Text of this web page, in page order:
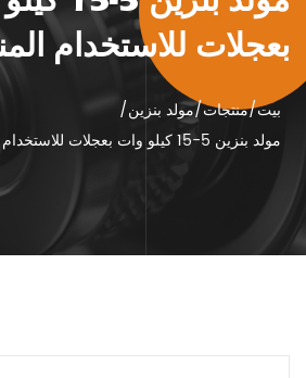
بعجلات للاستخدام
بيت/منتجات/مولد بنزين/
مولد بنزين 5-15 كيلو وات بعجلات للاستخدام المنزلي